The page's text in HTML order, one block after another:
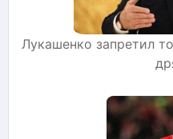
Лукашенко запретил